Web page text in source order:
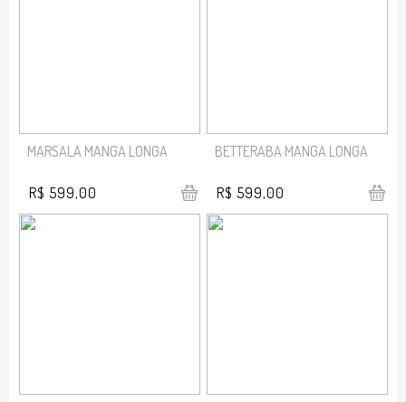
MARSALA MANGA LONGA
R$ 599,00
BETTERABA MANGA LONGA
R$ 599,00